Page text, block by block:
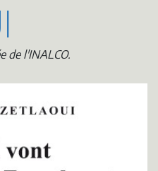
de l'INALCO.